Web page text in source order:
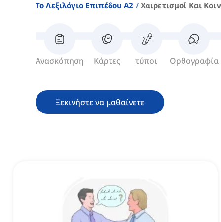
Το Λεξιλόγιο Επιπέδου A2
Χαιρετισμοί Και
Ανασκόπηση Κάρτες τύποι Ορθογραφία
Ξεκινήστε να μαθαίνετε